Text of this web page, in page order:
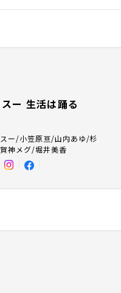
スー 生活は踊る
スー/小笠原亘/山内あゆ/杉
神メグ/堀井美香